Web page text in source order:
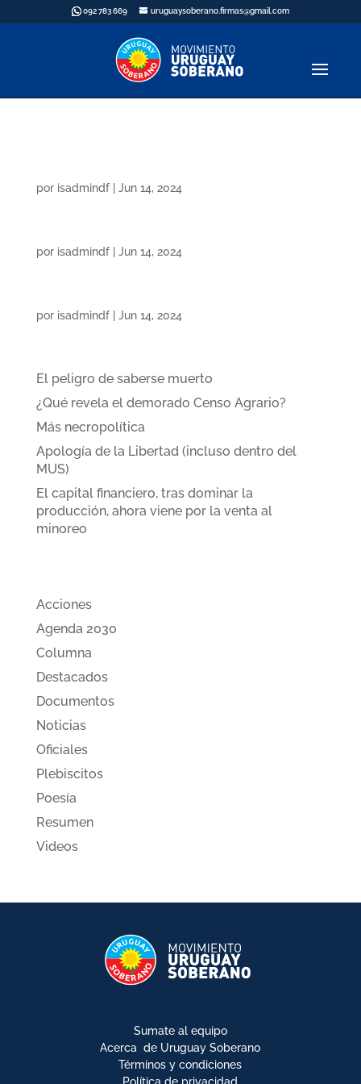
092 783 669 uruguaysoberano.firmas@gmail.com
por isadmindf| Jun 14, 2024
por isadmindf| Jun 14, 2024
por isadmindf| Jun 14, 2024
El peligro de saberse muerto
¿Qué revela el demorado Censo Agrario?
Más necropolítica
Apología de la Libertad (incluso dentro del
MUS)
El capital financiero, tras dominar la
producción, ahora viene por la venta al
minoreo
Acciones
Agenda 2030
Columna
Destacados
Documentos
Noticias
Oficiales
Plebiscitos
Poesía
Resumen
Videos
Sumate al equipo
Acerca de Uruguay Soberano
Términos y condiciones